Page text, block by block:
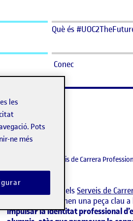
Què és
Conec
Directora dels Serveis de Carrera
Es presenta com elsServeis de
esdevenen una peça clau
impulsar la identitat professional
les
Pots
ne més